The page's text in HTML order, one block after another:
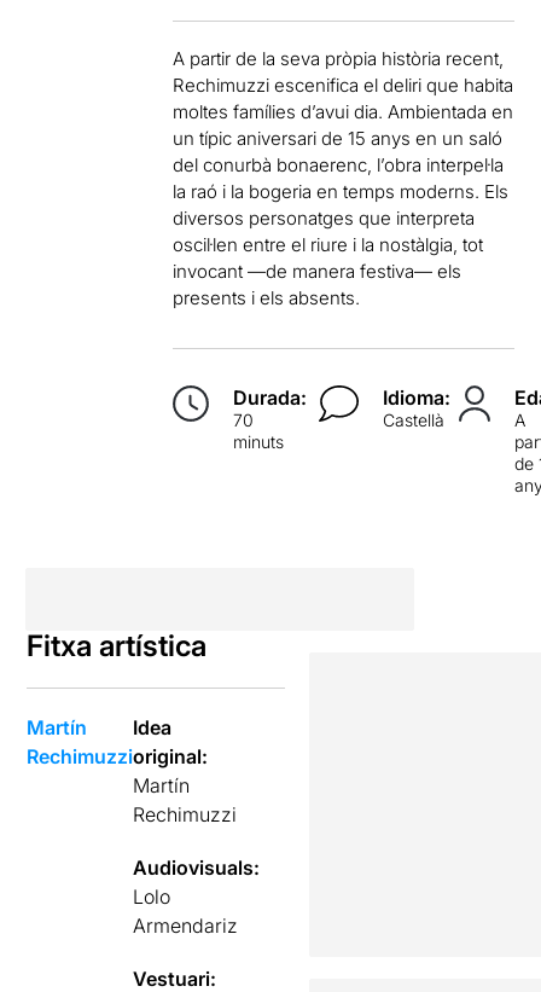
A partir de la seva pròpia història recent,
Rechimuzzi escenifica el deliri que habita
moltes famílies d’avui dia. Ambientada en
un típic aniversari de 15 anys en un saló
del conurbà bonaerenc, l’obra interpel·la
la raó i la bogeria en temps moderns. Els
diversos personatges que interpreta
oscil·len entre el riure i la nostàlgia, tot
invocant —de manera festiva— els
presents i els absents.
Durada:
70
minuts
Idioma:
Castellà
A
de
Fitxa artística
Martín
Rechimuzzi
Idea
original:
Martín
Rechimuzzi
Audiovisuals:
Lolo
Armendariz
Vestuari: